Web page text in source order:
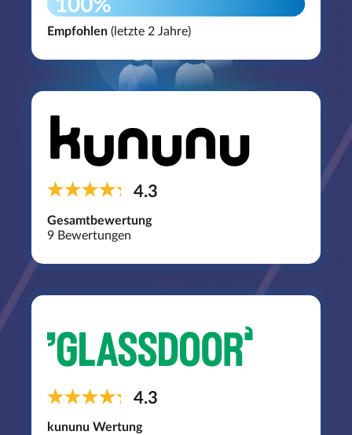
Empfohlen (letzte 2 Jahre)
4.3
Gesamtbewertung
9 Bewertungen
4.3
kununu Wertung